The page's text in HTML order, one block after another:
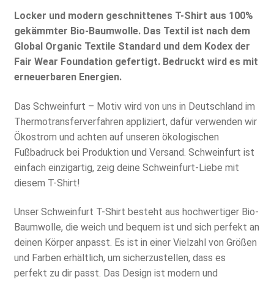
Locker und modern geschnittenes T-Shirt aus 100%
gekämmter Bio-Baumwolle. Das Textil ist nach dem
Global Organic Textile Standard und dem Kodex der
Fair Wear Foundation gefertigt. Bedruckt wird es mit
erneuerbaren Energien.
Das Schweinfurt – Motiv wird von uns in Deutschland im
Thermotransferverfahren appliziert, dafür verwenden wir
Ökostrom und achten auf unseren ökologischen
Fußbadruck bei Produktion und Versand. Schweinfurt ist
einfach einzigartig, zeig deine Schweinfurt-Liebe mit
diesem T-Shirt!
Unser Schweinfurt T-Shirt besteht aus hochwertiger Bio-
Baumwolle, die weich und bequem ist und sich perfekt an
deinen Körper anpasst. Es ist in einer Vielzahl von Größen
und Farben erhältlich, um sicherzustellen, dass es
perfekt zu dir passt. Das Design ist modern und